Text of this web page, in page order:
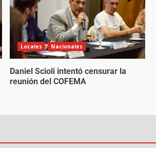
Locales Nacionales
Daniel Scioli intentó censurar la
reunión del COFEMA